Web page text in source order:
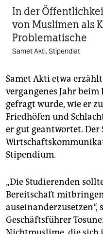
In der
von Muslimen als
Problematische
Samet Akti, Stipendiat
Samet Akti etwa
vergangenes Jahr beim
gefragt wurde, wie er
Friedhöfen und
er gut geantwortet. Der
Stipendium.
„Die Studierenden
Bereitschaft
auseinanderzusetzen“,
Geschäftsführer